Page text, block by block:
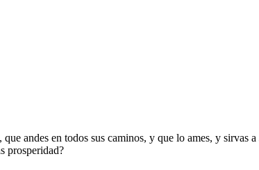
andes en todos sus caminos, y que lo ames, y
prosperidad?